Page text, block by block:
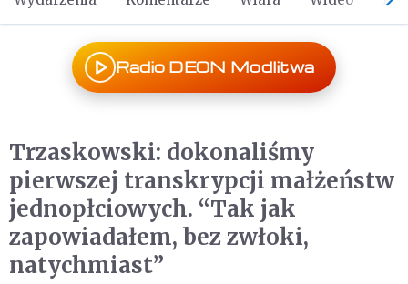
Radio DEON Modlitwa
Trzaskowski: dokonaliśmy
pierwszej transkrypcji małżeństw
jednopłciowych. “Tak jak
zapowiadałem, bez zwłoki,
natychmiast”